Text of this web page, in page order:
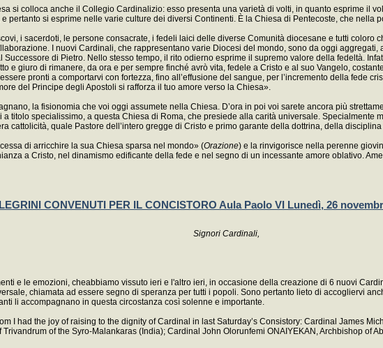
si colloca anche il Collegio Cardinalizio: esso presenta una varietà di volti, in quanto esprime il
pertanto si esprime nelle varie culture dei diversi Continenti. È la Chiesa di Pentecoste, che
i sacerdoti, le persone consacrate, i fedeli laici delle diverse Comunità diocesane e tutti
I nuovi Cardinali, che rappresentano varie Diocesi del mondo, sono da oggi
di Pietro. Nello stesso tempo, il rito odierno esprime il supremo valore della fedeltà.
e giuro di rimanere, da ora e per sempre finché avrò vita, fedele a Cristo e al suo Vangelo,
pronti a comportarvi con fortezza, fino all’effusione del sangue, per l’incremento della fede
del Principe degli Apostoli si rafforza il tuo amore verso la Chiesa».
la fisionomia che voi oggi assumete nella Chiesa. D’ora in poi voi sarete ancora più
titolo specialissimo, a questa Chiesa di Roma, che presiede alla carità universale.
cattolicità, quale Pastore dell’intero gregge di Cristo e primo garante della dottrina, della
di arricchire la sua Chiesa sparsa nel mondo» (Orazione) e la rinvigorisce nella perenne
a Cristo, nel dinamismo edificante della fede e nel segno di un incessante amore oblativo.
CONVENUTI PER IL CONCISTORO Aula Paolo VI Lunedì, 26
Signori Cardinali,
e le emozioni, cheabbiamo vissuto ieri e l'altro ieri, in occasione della creazione di 6 nuovi
chiamata ad essere segno di speranza per tutti i popoli. Sono pertanto lieto di accogliervi
li accompagnano in questa circostanza così solenne e importante.
I had the joy of raising to the dignity of Cardinal in last Saturday’s Consistory: Cardinal James
of the Syro-Malankaras (India); Cardinal John Olorunfemi ONAIYEKAN, Archbishop of